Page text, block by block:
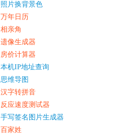
照片换背景色
万年日历
相亲角
遗像生成器
房价计算器
本机IP地址查询
思维导图
汉字转拼音
反应速度测试器
手写签名图片生成器
百家姓